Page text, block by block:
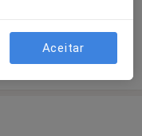
a experiência
Aceitar